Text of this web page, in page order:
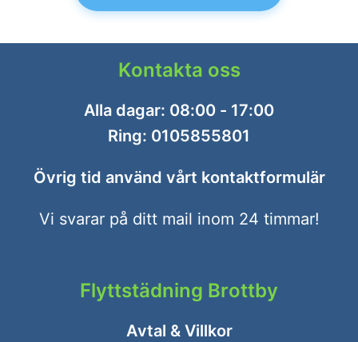
Kontakta oss
Alla dagar: 08:00 - 17:00
Ring: 0105855801
Övrig tid använd vårt kontaktformulär
Vi svarar på ditt mail inom 24 timmar!
Flyttstädning Brottby
Avtal & Villkor